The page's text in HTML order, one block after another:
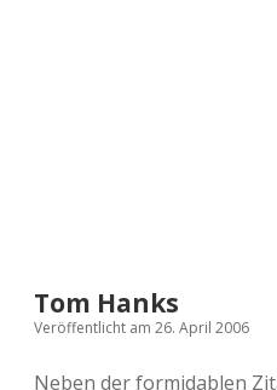
Tom Hanks
Veröffentlicht am 26. April 2006
Neben der formidablen